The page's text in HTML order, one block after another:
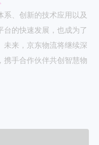
、创新的技术应用以及
的快速发展，也成为了
未来，京东物流将继续深
携手合作伙伴共创智慧物